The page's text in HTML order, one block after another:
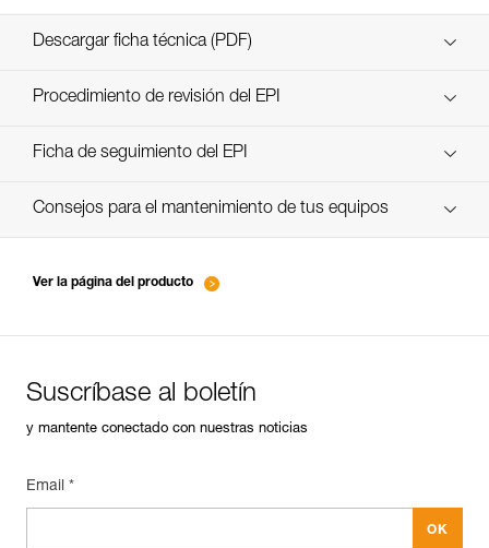
Descargar ficha técnica (PDF)
Technical Notice
Procedimiento de revisión del EPI
verif EPI-CONNECTEURS-procedure-ES
Ficha de seguimiento del EPI
verif EPI-suivi-connecteur-ES
Consejos para el mantenimiento de tus equipos
Ver la página del producto
Suscríbase al boletín
y mantente conectado con nuestras noticias
Email *